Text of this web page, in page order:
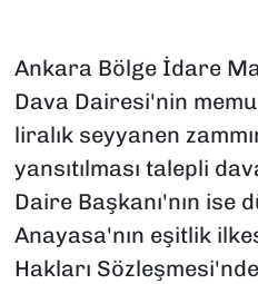
Ankara Bölge İdare
Dava Dairesi'nin
liralık seyyanen
yansıtılması talepli
Daire Başkanı'nın ise
Anayasa'nın eşitlik
Hakları